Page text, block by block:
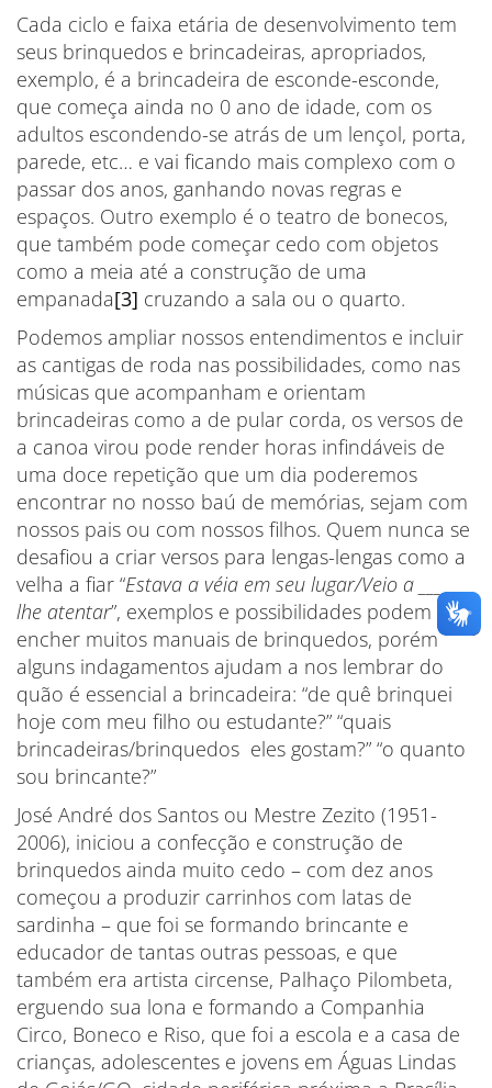
Cada ciclo e faixa etária de desenvolvimento tem
seus brinquedos e brincadeiras, apropriados,
exemplo, é a brincadeira de esconde-esconde,
que começa ainda no 0 ano de idade, com os
adultos escondendo-se atrás de um lençol, porta,
parede, etc… e vai ficando mais complexo com o
passar dos anos, ganhando novas regras e
espaços. Outro exemplo é o teatro de bonecos,
que também pode começar cedo com objetos
como a meia até a construção de uma
empanada[3] cruzando a sala ou o quarto.
Podemos ampliar nossos entendimentos e incluir
as cantigas de roda nas possibilidades, como nas
músicas que acompanham e orientam
brincadeiras como a de pular corda, os versos de
a canoa virou pode render horas infindáveis de
uma doce repetição que um dia poderemos
encontrar no nosso baú de memórias, sejam com
nossos pais ou com nossos filhos. Quem nunca se
desafiou a criar versos para lengas-lengas como a
velha a fiar “Estava a véia em seu lugar/Veio a ______
lhe atentar”, exemplos e possibilidades podem
encher muitos manuais de brinquedos, porém
alguns indagamentos ajudam a nos lembrar do
quão é essencial a brincadeira: “de quê brinquei
hoje com meu filho ou estudante?” “quais
brincadeiras/brinquedos eles gostam?” “o quanto
sou brincante?”
José André dos Santos ou Mestre Zezito (1951-
2006), iniciou a confecção e construção de
brinquedos ainda muito cedo – com dez anos
começou a produzir carrinhos com latas de
sardinha – que foi se formando brincante e
educador de tantas outras pessoas, e que
também era artista circense, Palhaço Pilombeta,
erguendo sua lona e formando a Companhia
Circo, Boneco e Riso, que foi a escola e a casa de
crianças, adolescentes e jovens em Águas Lindas